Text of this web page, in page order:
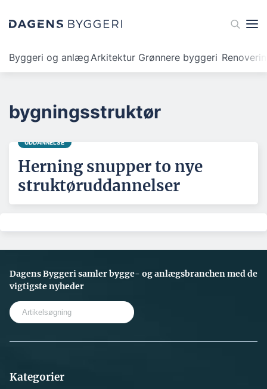
Byggeri og anlægArkitektur Grønnere byggeri
bygningsstruktør
UDDANNELSE
Herning snupper to nye
struktøruddannelser
Dagens Byggeri samler bygge- og anlægsbranchen med de
vigtigste nyheder
Kategorier